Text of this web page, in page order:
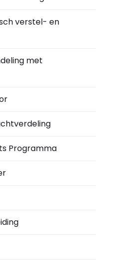
verstel- en
met
Programma